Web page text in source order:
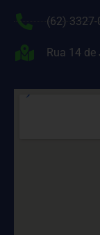
(62)
Rua 14 de